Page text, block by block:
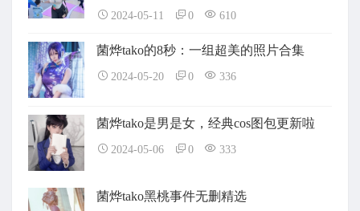
2024-05-11 0 610
菌烨tako的8秒：一组超美的照片合集
2024-05-20 0 336
菌烨tako是男是女，经典cos图包更新啦
2024-05-06 0 333
菌烨tako黑桃事件无删精选